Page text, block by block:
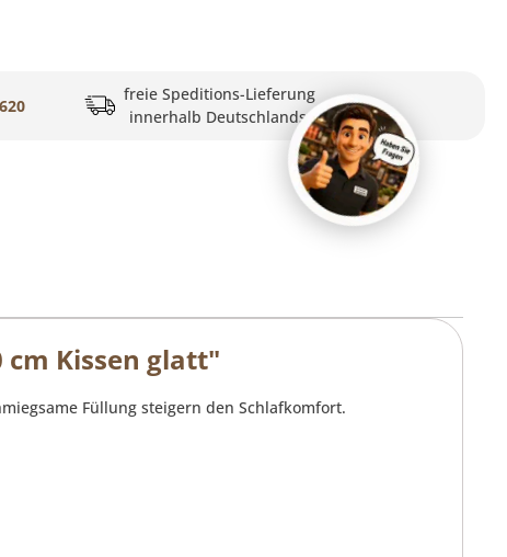
freie Speditions-Lieferung
innerhalb Deutschlands
Kissen glatt"
Füllung steigern den Schlafkomfort.